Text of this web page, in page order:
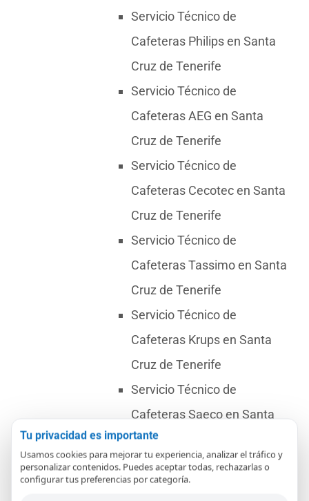
Servicio Técnico de
Cafeteras Philips en Santa
Cruz de Tenerife
Servicio Técnico de
Cafeteras AEG en Santa
Cruz de Tenerife
Servicio Técnico de
Cafeteras Cecotec en Santa
Cruz de Tenerife
Servicio Técnico de
Cafeteras Tassimo en Santa
Cruz de Tenerife
Servicio Técnico de
Cafeteras Krups en Santa
Cruz de Tenerife
Servicio Técnico de
Cafeteras Saeco en Santa
Cruz de Tenerife
Servicio Técnico de
Cafeteras Bosch en Santa
Tu privacidad es importante
Usamos cookies para mejorar tu experiencia, analizar el tráfico y
personalizar contenidos. Puedes aceptar todas, rechazarlas o
configurar tus preferencias por categoría.